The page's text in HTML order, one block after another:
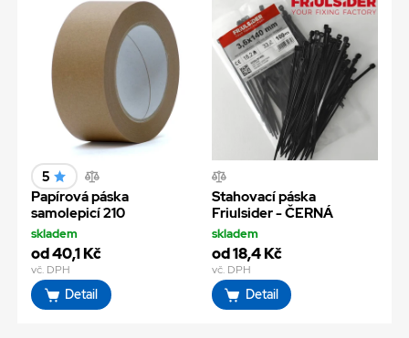
5
Papírová páska
samolepicí 210
skladem
od 40,1 Kč
vč. DPH
Detail
Stahovací páska
Friulsider - ČERNÁ
skladem
od 18,4 Kč
vč. DPH
Detail